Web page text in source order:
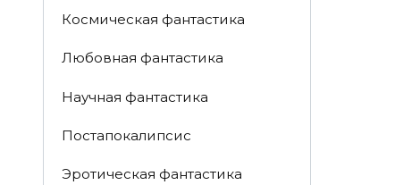
Космическая фантастика
Любовная фантастика
Научная фантастика
Постапокалипсис
Эротическая фантастика